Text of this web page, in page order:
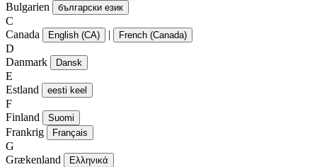
Bulgarien български език
C
Canada
English (CA) | French (Canada)
D
Danmark
Dansk
E
Estland
eesti keel
F
Finland
Suomi
Frankrig Français
G
Grækenland
Ελληνικά